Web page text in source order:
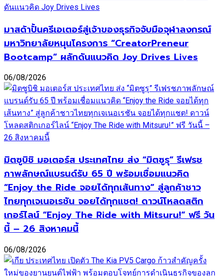
มาสด้าปั้นครีเอเตอร์สู่เจ้าของธุรกิจจับมือจุฬาลงกรณ์
มหาวิทยาลัยหนุนโครงการ “CreatorPreneur
Bootcamp” ผลักดันแนวคิด Joy Drives Lives
06/08/2026
มิตซูบิชิ มอเตอร์ส ประเทศไทย ส่ง “มิตซูรุ” รีเฟรช
ภาพลักษณ์แบรนด์รับ 65 ปี พร้อมเชื่อมแนวคิด
“Enjoy the Ride จอยได้ทุกเส้นทาง” สู่ลูกค้าชาว
ไทยทุกเจเนอเรชัน จอยได้ทุกแชต! ดาวน์โหลดสติก
เกอร์ไลน์ “Enjoy The Ride with Mitsuru!” ฟรี วัน
นี้ – 26 สิงหาคมนี้
06/08/2026